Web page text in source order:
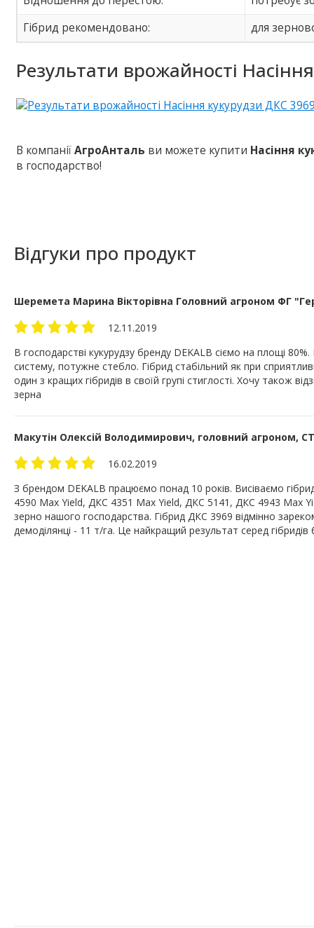
Гібрид рекомендовано:
для
Результати врожайності
В компаніїАгроАнталь ви можете купити Насіння
в господарство!
Відгуки про продукт
Шеремета Марина Вікторівна Головний агроном ФГ
12.11.2019
В господарстві кукурудзу бренду DEKALB сіємо на площі
систему, потужне стебло. Гібрид стабільний як при
один з кращих гібридів в своїй групі стиглості. Хочу також
зерна
Макутін Олексій Володимирович, головний агроном,
16.02.2019
З брендом DEKALB працюємо понад 10 років. Висіваємо
4590 Max Yield, ДКС 4351 Max Yield, ДКС 5141, ДКС 4943 Max
зерно нашого господарства. Гібрид ДКС 3969 відмінно
демоділянці - 11 т/га. Це найкращий результат серед гібридів